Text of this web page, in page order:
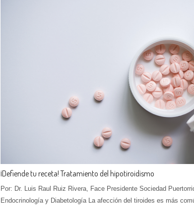
¡Defiende tu receta! Tratamiento del hipotiroidismo
Por: Dr. Luis Raul Ruiz Rivera, Face Presidente Sociedad
Endocrinología y Diabetología La afección del tiroides es más